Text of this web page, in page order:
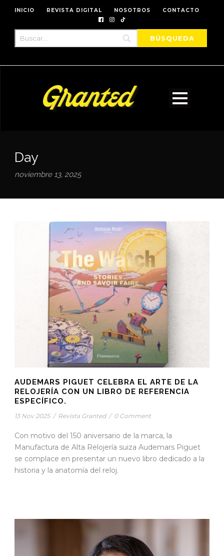
INICIO REVISTA DIGITAL NOSOTROS CONTACTO
Day
noviembre 13, 2025
AUDEMARS PIGUET CELEBRA EL ARTE DE LA
RELOJERÍA CON UN LIBRO DE REFERENCIA
ESPECÍFICO.
13 Nov 2025 / Revista Granted / 0 Comment
Con motivo del 150 aniversario de la marca, la
Manufactura de Alta Relojería suiza Audemars Piguet
se complace en presentar un nuevo libro dedicado a la
historia y la anatomía del reloj.